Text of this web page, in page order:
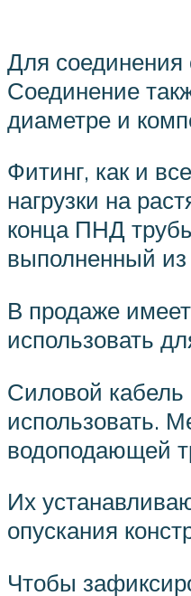
Для соединения
Соединение
диаметре и
Фитинг, как и
нагрузки на
конца ПНД
выполненный из
В продаже
использовать
Силовой кабель
использовать.
водоподающей
Их
опускания
Чтобы